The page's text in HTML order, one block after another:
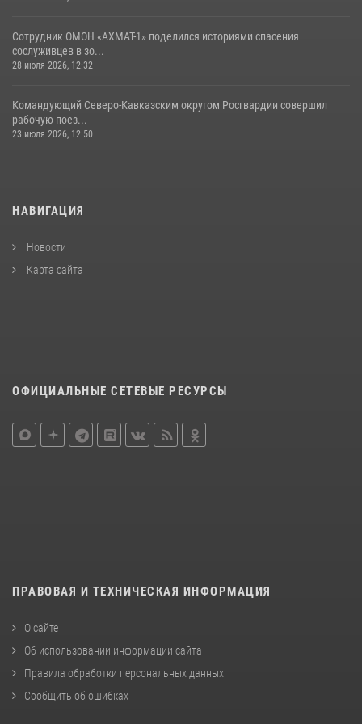
Сотрудник ОМОН «АХМАТ-1» поделился историями спасения
сослуживцев в зо...
28 июля 2026, 12:32
Командующий Северо-Кавказским округом Росгвардии совершил
рабочую поез...
23 июля 2026, 12:50
НАВИГАЦИЯ
Новости
Карта сайта
ОФИЦИАЛЬНЫЕ СЕТЕВЫЕ РЕСУРСЫ
ПРАВОВАЯ И ТЕХНИЧЕСКАЯ ИНФОРМАЦИЯ
О сайте
Об использовании информации сайта
Правила обработки персональных данных
Сообщить об ошибках